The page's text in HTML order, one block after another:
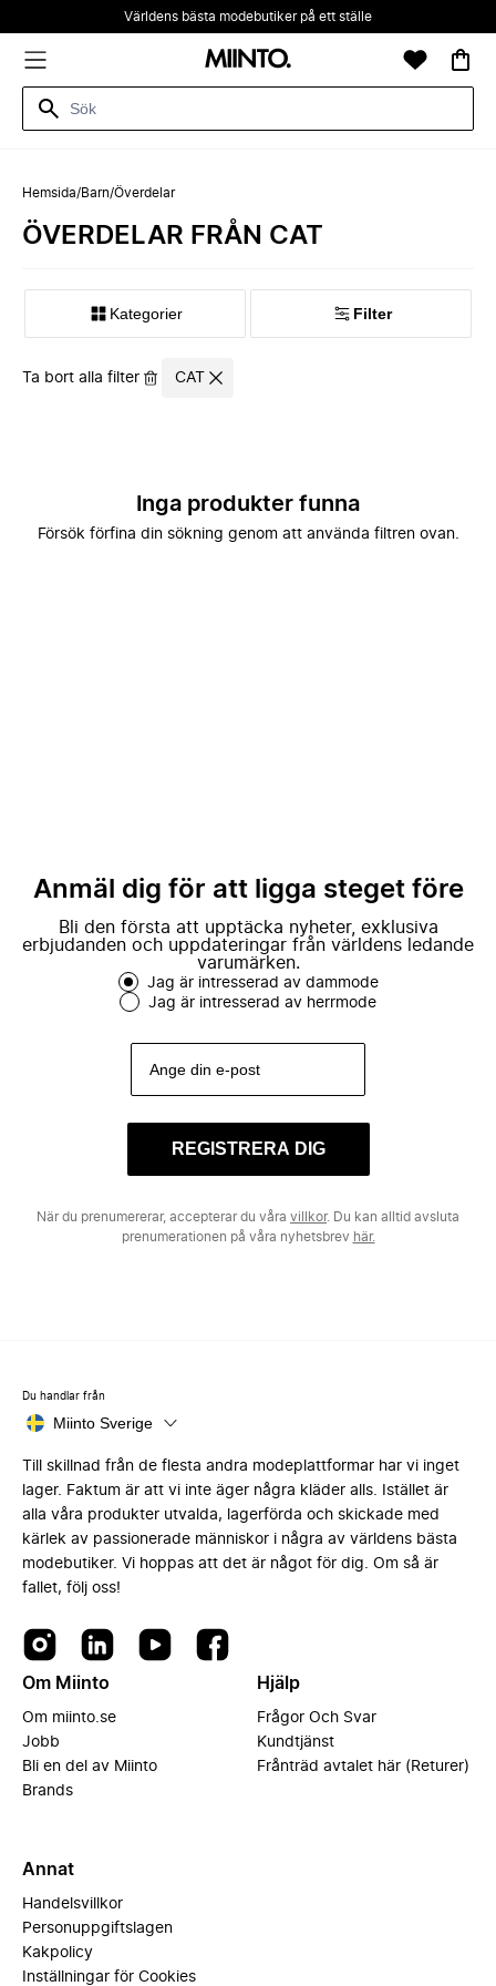
Världens bästa modebutiker på ett ställe
Hemsida/Barn/Överdelar
ÖVERDELAR FRÅN CAT
Kategorier Filter
Ta bort alla filter CAT
Inga produkter funna
Försök förfina din sökning genom att använda filtren ovan.
Anmäl dig för att ligga steget före
Bli den första att upptäcka nyheter, exklusiva
erbjudanden och uppdateringar från världens ledande
varumärken.
Jag är intresserad av dammode
Jag är intresserad av herrmode
REGISTRERA DIG
När du prenumererar, accepterar du våra villkor. Du kan alltid avsluta
prenumerationen på våra nyhetsbrev här.
Du handlar från
Miinto Sverige
Till skillnad från de flesta andra modeplattformar har vi inget
lager. Faktum är att vi inte äger några kläder alls. Istället är
alla våra produkter utvalda, lagerförda och skickade med
kärlek av passionerade människor i några av världens bästa
modebutiker. Vi hoppas att det är något för dig. Om så är
fallet, följ oss!
Om Miinto
Om miinto.se
Jobb
Bli en del av Miinto
Brands
Hjälp
Frågor Och Svar
Kundtjänst
Frånträd avtalet här (Returer)
Annat
Handelsvillkor
Personuppgiftslagen
Kakpolicy
Inställningar för Cookies